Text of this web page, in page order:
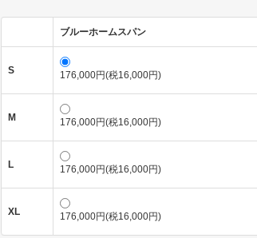
ブルーホームスパン
S 176,000円(税16,000円)
M 176,000円(税16,000円)
L 176,000円(税16,000円)
XL 176,000円(税16,000円)